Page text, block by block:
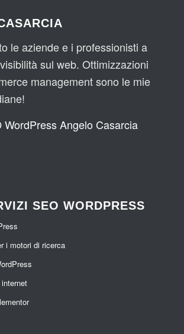
le aziende e i professionisti a
sul web. Ottimizzazioni
management sono le mie
WordPress Angelo Casarcia
SEO WORDPRESS
i motori di ricerca